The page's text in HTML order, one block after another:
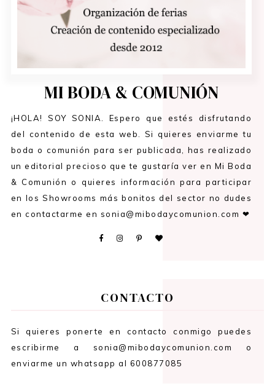
MI BODA & COMUNIÓN
¡HOLA! SOY SONIA. Espero que estés disfrutando
del contenido de esta web. Si quieres enviarme tu
boda o comunión para ser publicada, has realizado
un editorial precioso que te gustaría ver en Mi Boda
& Comunión o quieres información para participar
en los Showrooms más bonitos del sector no dudes
en contactarme en sonia@mibodaycomunion.com ❤
CONTACTO
Si quieres ponerte en contacto conmigo puedes
escribirme a sonia@mibodaycomunion.com o
enviarme un whatsapp al 600877085